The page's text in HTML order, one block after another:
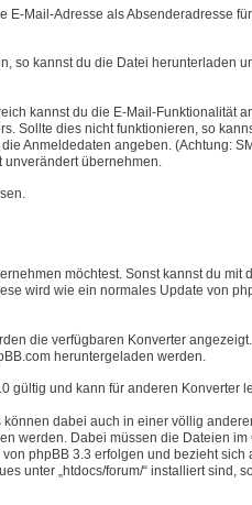
E-Mail-Adresse als Absenderadresse
so kannst du die Datei herunterladen
kannst du die E-Mail-Funktionalität
Sollte dies nicht funktionieren, so
Anmeldedaten angeben. (Achtung:
übernehmen.
möchtest. Sonst kannst du mit
wird wie ein normales Update von
die verfügbaren Konverter
heruntergeladen werden.
gültig und kann für anderen Konverter
dabei auch in einer völlig
werden. Dabei müssen die Dateien im
phpBB 3.3 erfolgen und bezieht sich
unter „htdocs/forum/“ installiert sind,